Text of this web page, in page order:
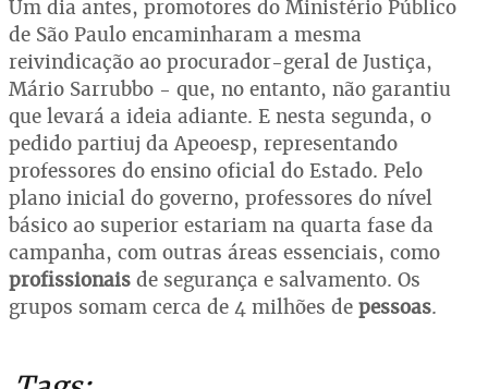
Um dia antes, promotores do Ministério Público
de São Paulo encaminharam a mesma
reivindicação ao procurador-geral de Justiça,
Mário Sarrubbo - que, no entanto, não garantiu
que levará a ideia adiante. E nesta segunda, o
pedido partiuj da Apeoesp, representando
professores do ensino oficial do Estado. Pelo
plano inicial do governo, professores do nível
básico ao superior estariam na quarta fase da
campanha, com outras áreas essenciais, como
profissionais de segurança e salvamento. Os
grupos somam cerca de 4 milhões de pessoas.